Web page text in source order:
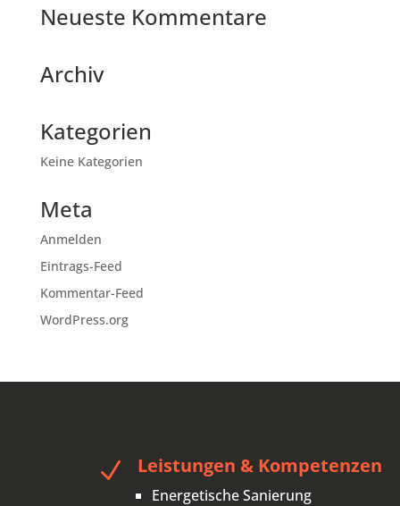
Neueste Kommentare
Archiv
Kategorien
Keine Kategorien
Meta
Anmelden
Eintrags-Feed
Kommentar-Feed
WordPress.org
N Leistungen & Kompetenzen
Energetische Sanierung